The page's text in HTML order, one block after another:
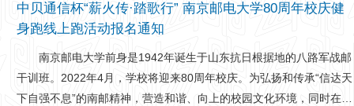
奖学金，省、校优秀荣誉的先进集体和优秀
个人代表颁奖。2021级本科生夏圣开讲述了
在专业学习、学术科研和学科竞赛道路上勇
于担当、勤于奋斗的故事，他提到“人相信什
么就会看见什么，人模仿什么就会成为什
类全国性消防科学传播与普及活动，协助政
府部门、兄弟院校组织开展形式多样、内容
丰富的消防科普教育活动，致力于消防文化
的传播，指导组建学校大学生消防志愿者协
会和消防综合应急救援队，打造消防宣传志
过往，有多少事历历在目，有多少人永铭心怀。相聚眼镜湖畔，畅叙
情谊，携手鼎山脚下，共话未来，是一份情怀，更是一份期盼。经学
校研究决定，南京邮电大学办学80周年高质量发展大会及其他系列活
动延期至11月举行，具体时间另行通知。由于日期调整，给各位嘉
宾、校友的行程安排带来不便，我们抱歉良深。 雁归露月，丹枫
中贝通信杯“薪火传·踏歌行” 南京邮电大学80周年校庆健
身跑线上跑活动报名通知
南京邮电大学前身是1942年诞生于山东抗日根据地的八路军战邮
干训班。2022年4月，学校将迎来80周年校庆。为弘扬和传承“信达天
下自强不息”的南邮精神，营造和谐、向上的校园文化环境，同时在疫